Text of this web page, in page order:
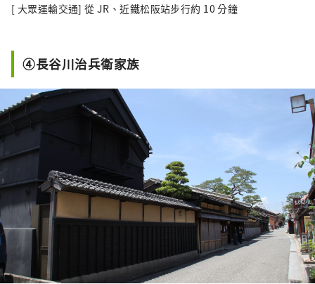
[ 大眾運輸交通] 從 JR、近鐵松阪站步行約 10 分鐘
④長谷川治兵衛家族